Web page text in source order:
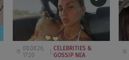
08.08.26,
17:20
CELEBRITIES &
GOSSIP ΝΕΑ